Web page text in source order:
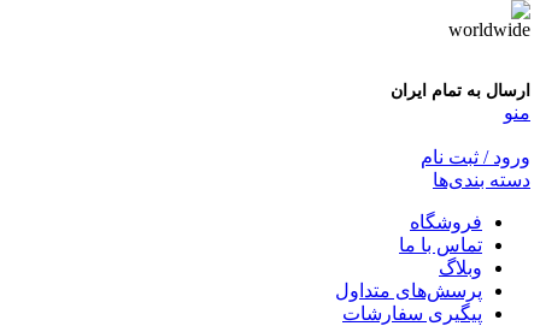
ارسال به تمام ایران
منو
ورود / ثبت نام
دسته بندی‌ها
فروشگاه
تماس با ما
وبلاگ
پرسش‌های متداول
پیگیری سفارشات